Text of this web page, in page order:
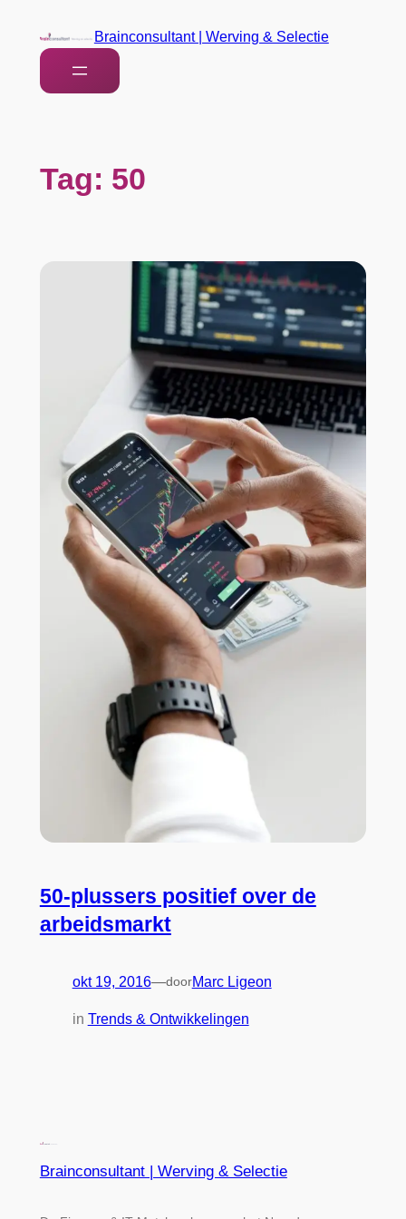
Brainconsultant | Werving & Selectie
Tag: 50
50-plussers positief over de
arbeidsmarkt
okt 19, 2016—doorMarc Ligeon
in Trends & Ontwikkelingen
Brainconsultant | Werving & Selectie